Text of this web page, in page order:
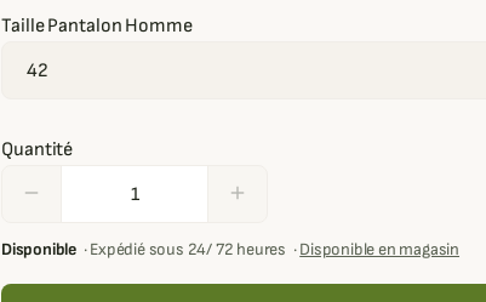
Taille Pantalon Homme
Quantité
remove add
Disponible ·Expédié sous 24/ 72 heures ·Disponible en magasin